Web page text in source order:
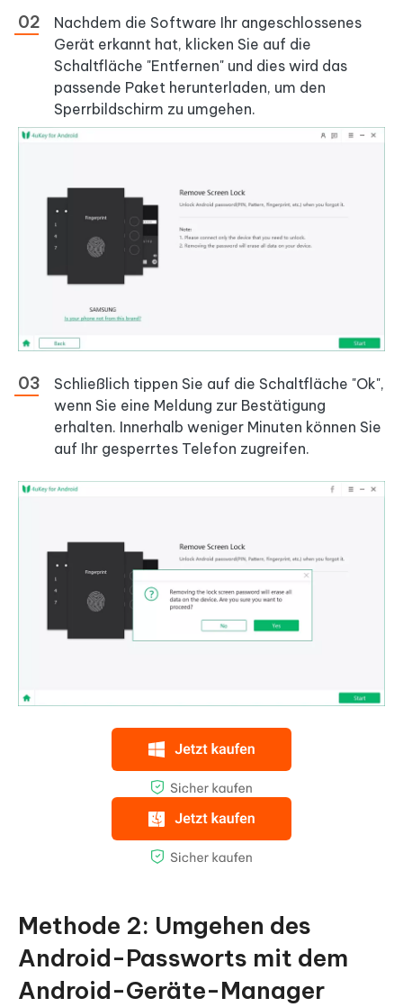
Nachdem die Software Ihr angeschlossenes
Gerät erkannt hat, klicken Sie auf die
Schaltfläche "Entfernen" und dies wird das
passende Paket herunterladen, um den
Sperrbildschirm zu umgehen.
Schließlich tippen Sie auf die Schaltfläche "Ok",
wenn Sie eine Meldung zur Bestätigung
erhalten. Innerhalb weniger Minuten können Sie
auf Ihr gesperrtes Telefon zugreifen.
Methode 2: Umgehen des
Android-Passworts mit dem
Android-Geräte-Manager